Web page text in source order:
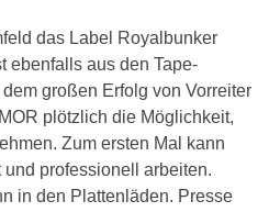
das Label Royalbunker
ebenfalls aus den Tape-
großen Erfolg von Vorreiter
plötzlich die Möglichkeit,
Zum ersten Mal kann
professionell arbeiten.
in den Plattenläden. Presse